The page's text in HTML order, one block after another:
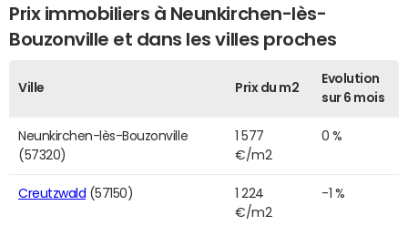
Prix immobiliers à Neunkirchen-lès-
Bouzonville et dans les villes proches
Ville Prix du m2
Evolution
sur 6 mois
Neunkirchen-lès-Bouzonville
(57320)
1 577
€/m2
0 %
Creutzwald (57150)
1 224
€/m2
-1 %